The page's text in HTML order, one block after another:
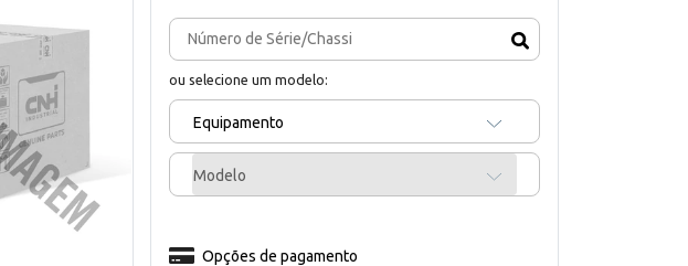
ou selecione um modelo:
Equipamento
Modelo
Opções de pagamento